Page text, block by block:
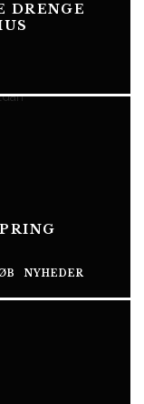
DRENGE
NYHEDER